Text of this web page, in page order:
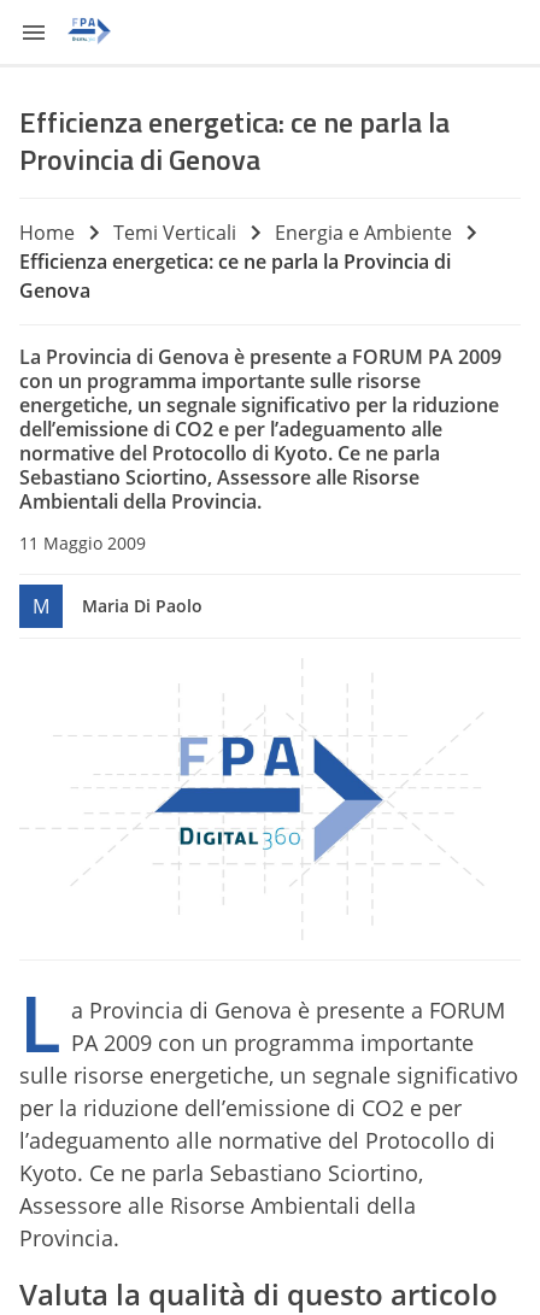
Efficienza energetica: ce ne parla la
Provincia di Genova
Home Temi Verticali
Energia e Ambiente
Efficienza energetica: ce ne parla la Provincia di
Genova
La Provincia di Genova è presente a FORUM PA 2009
con un programma importante sulle risorse
energetiche, un segnale significativo per la riduzione
dell’emissione di CO2 e per l’adeguamento alle
normative del Protocollo di Kyoto. Ce ne parla
Sebastiano Sciortino, Assessore alle Risorse
Ambientali della Provincia.
11 Maggio 2009
M Maria Di Paolo
L a Provincia di Genova è presente a FORUM
PA 2009 con un programma importante
sulle risorse energetiche, un segnale significativo
per la riduzione dell’emissione di CO2 e per
l’adeguamento alle normative del Protocollo di
Kyoto. Ce ne parla Sebastiano Sciortino,
Assessore alle Risorse Ambientali della
Provincia.
Valuta la qualità di questo articolo